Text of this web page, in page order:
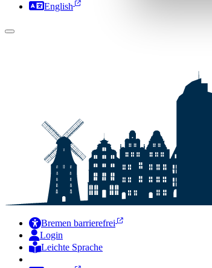
English
Bremen barrierefrei
Login
Leichte Sprache